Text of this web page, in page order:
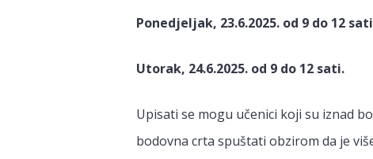
Ponedjeljak, 23.6.2025. od 9 do 12
Utorak, 24.6.2025. od 9 do 12 sati.
Upisati se mogu učenici koji su iznad
bodovna crta spuštati obzirom da je